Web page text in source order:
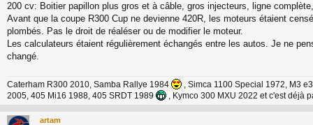
200 cv: Boitier papillon plus gros et à câble, gros injecteurs, ligne
Avant que la coupe R300 Cup ne devienne 420R, les moteurs étaient
plombés. Pas le droit de réaléser ou de modifier le moteur.
Les calculateurs étaient régulièrement échangés entre les autos. Je ne
changé.
Caterham R300 2010, Samba Rallye 1984
, Simca 1100 Special 1972, M3
2005, 405 Mi16 1988, 405 SRDT 1989
, Kymco 300 MXU 2022 et c'est déjà
artam